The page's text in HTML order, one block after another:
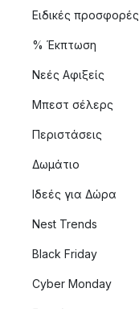
Ειδικές προσφορές
% Έκπτωση
Νεές Αφιξείς
Μπεστ σέλερς
Περιστάσεις
Δωμάτιο
Ιδεές για Δώρα
Nest Trends
Black Friday
Cyber Monday